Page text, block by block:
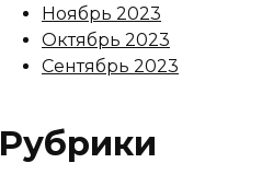
Ноябрь 2023
Октябрь 2023
Сентябрь 2023
Рубрики